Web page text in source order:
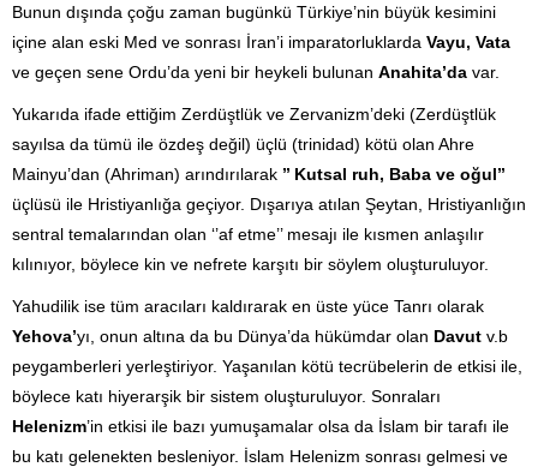
Bunun dışında çoğu zaman bugünkü Türkiye’nin büyük kesimini
içine alan eski Med ve sonrası İran’i imparatorluklarda Vayu, Vata
ve geçen sene Ordu’da yeni bir heykeli bulunan Anahita’da var.
Yukarıda ifade ettiğim Zerdüştlük ve Zervanizm’deki (Zerdüştlük
sayılsa da tümü ile özdeş değil) üçlü (trinidad) kötü olan Ahre
Mainyu’dan (Ahriman) arındırılarak ’’ Kutsal ruh, Baba ve oğul’’
üçlüsü ile Hristiyanlığa geçiyor. Dışarıya atılan Şeytan, Hristiyanlığın
sentral temalarından olan ‘’af etme’’ mesajı ile kısmen anlaşılır
kılınıyor, böylece kin ve nefrete karşıtı bir söylem oluşturuluyor.
Yahudilik ise tüm aracıları kaldırarak en üste yüce Tanrı olarak
Yehova’yı, onun altına da bu Dünya’da hükümdar olan Davut v.b
peygamberleri yerleştiriyor. Yaşanılan kötü tecrübelerin de etkisi ile,
böylece katı hiyerarşik bir sistem oluşturuluyor. Sonraları
Helenizm’in etkisi ile bazı yumuşamalar olsa da İslam bir tarafı ile
bu katı gelenekten besleniyor. İslam Helenizm sonrası gelmesi ve